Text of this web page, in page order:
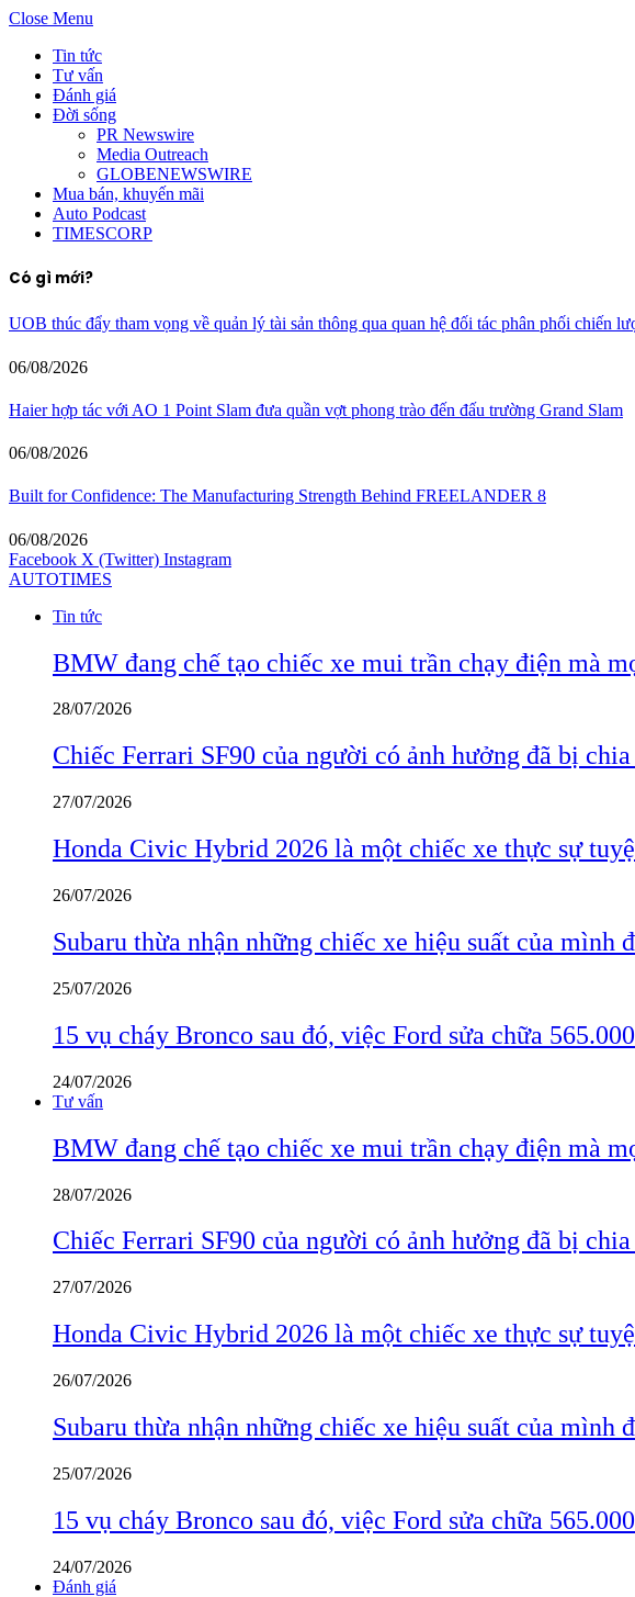
Close Menu
Tin tức
Tư vấn
Đánh giá
Đời sống
PR Newswire
Media Outreach
GLOBENEWSWIRE
Mua bán, khuyến mãi
Auto Podcast
TIMESCORP
Có gì mới?
UOB thúc đẩy tham vọng về quản lý tài sản thông qua quan hệ đối tác phân phối chiến
06/08/2026
Haier hợp tác với AO 1 Point Slam đưa quần vợt phong trào đến đấu trường Grand Slam
06/08/2026
Built for Confidence: The Manufacturing Strength Behind FREELANDER 8
06/08/2026
Facebook X (Twitter) Instagram
AUTOTIMES
Tin tức
BMW đang chế tạo chiếc xe mui trần chạy điện mà
28/07/2026
Chiếc Ferrari SF90 của người có ảnh hưởng đã bị
27/07/2026
Honda Civic Hybrid 2026 là một chiếc xe thực sự
26/07/2026
Subaru thừa nhận những chiếc xe hiệu suất của mình
25/07/2026
15 vụ cháy Bronco sau đó, việc Ford sửa chữa
24/07/2026
Tư vấn
BMW đang chế tạo chiếc xe mui trần chạy điện mà
28/07/2026
Chiếc Ferrari SF90 của người có ảnh hưởng đã bị
27/07/2026
Honda Civic Hybrid 2026 là một chiếc xe thực sự
26/07/2026
Subaru thừa nhận những chiếc xe hiệu suất của mình
25/07/2026
15 vụ cháy Bronco sau đó, việc Ford sửa chữa
24/07/2026
Đánh giá